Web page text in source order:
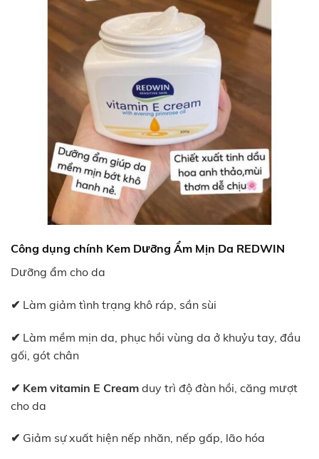
Công dụng chính Kem Dưỡng Ẩm Mịn Da REDWIN
Dưỡng ẩm cho da
✔ Làm giảm tình trạng khô ráp, sần sùi
✔ Làm mềm mịn da, phục hồi vùng da ở khuỷu tay, đầu
gối, gót chân
✔ Kem vitamin E Cream duy trì độ đàn hồi, căng mượt
cho da
✔ Giảm sự xuất hiện nếp nhăn, nếp gấp, lão hóa